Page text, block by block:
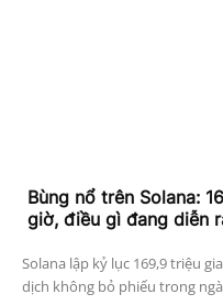
Bùng nổ trên Solana:
giờ, điều gì đang diễn
Solana lập kỷ lục 169,9 triệu
dịch không bỏ phiếu trong